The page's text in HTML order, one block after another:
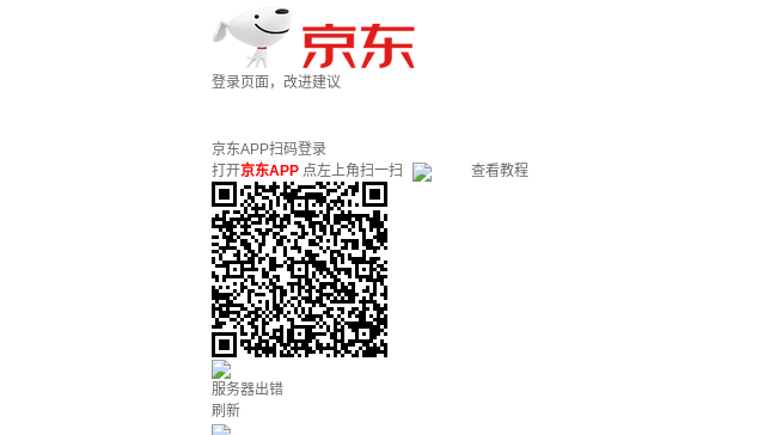
登录页面，改进建议
京东APP扫码登录
打开京东APP 点左上角扫一扫 查看教程
服务器出错
刷新